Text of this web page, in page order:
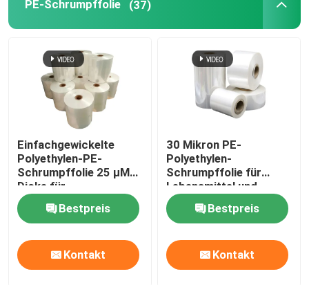
Eingebettetes Samenpapier
PE-Schrumpffolie (37)
Einfachgewickelte
Polyethylen-PE-
Schrumpffolie 25 μM
Dicke für
Getränkeverpackungen
Bestpreis
Kontakt
30 Mikron PE-
Polyethylen-
Schrumpffolie für
Lebensmittel und
Getränke
Bestpreis
Kontakt